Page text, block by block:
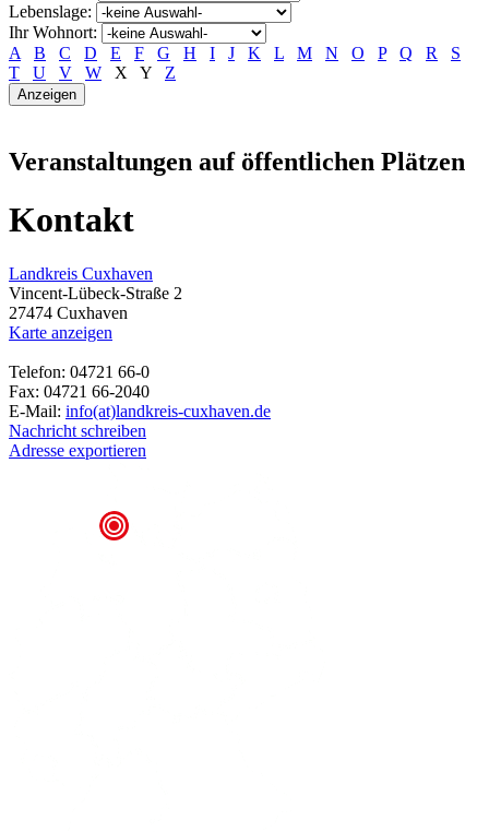
Lebenslage:
Ihr Wohnort:
A
B C D E F G H I J K L M N O P Q R
S
T
U V W X Y Z
Veranstaltungen auf öffentlichen Plätzen
Kontakt
Landkreis Cuxhaven
Vincent-Lübeck-Straße 2
27474 Cuxhaven
Karte anzeigen
Telefon: 04721 66-0
Fax: 04721 66-2040
E-Mail: info(at)landkreis-cuxhaven.de
Nachricht schreiben
Adresse exportieren